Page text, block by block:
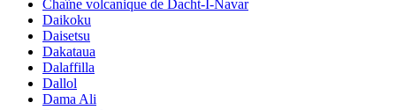
Chaîne volcanique de Dacht-I-Navar
Daikoku
Daisetsu
Dakataua
Dalaffilla
Dallol
Dama Ali